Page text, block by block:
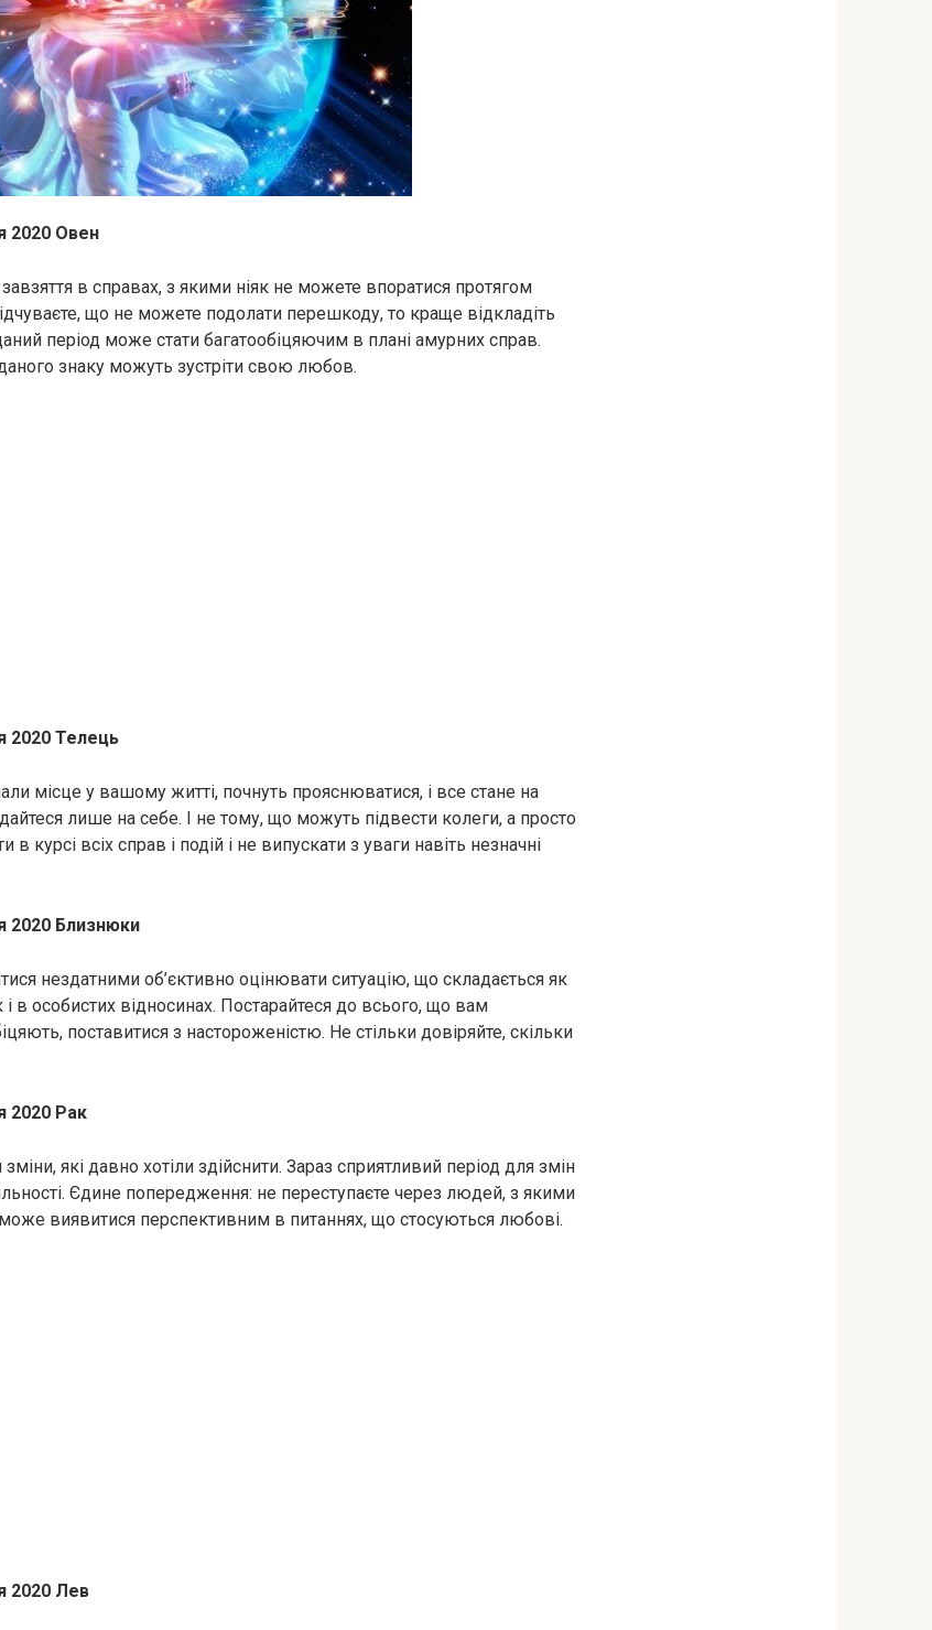
2020 Овен
в справах, з якими ніяк не можете впоратися протягом
що не можете подолати перешкоду, то краще відкладіть
період може стати багатообіцяючим в плані амурних справ.
знаку можуть зустріти свою любов.
2020 Телець
місце у вашому житті, почнуть прояснюватися, і все стане на
лише на себе. І не тому, що можуть підвести колеги, а просто
курсі всіх справ і подій і не випускати з уваги навіть незначні
2020 Близнюки
нездатними об’єктивно оцінювати ситуацію, що складається як
і в особистих відносинах. Постарайтеся до всього, що вам
поставитися з настороженістю. Не стільки довіряйте, скільки
2020 Рак
які давно хотіли здійснити. Зараз сприятливий період для змін
Єдине попередження: не переступаєте через людей, з якими
виявитися перспективним в питаннях, що стосуються любові.
2020 Лев